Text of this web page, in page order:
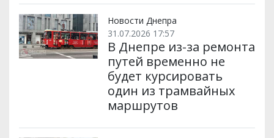
Новости Днепра
31.07.2026 17:57
В Днепре из-за ремонта
путей временно не
будет курсировать
один из трамвайных
маршрутов